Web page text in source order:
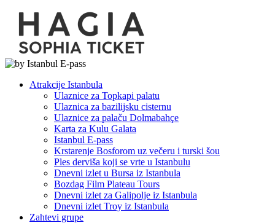
Atrakcije Istanbula
Ulaznice za Topkapi palatu
Ulaznica za bazilijsku cisternu
Ulaznice za palaču Dolmabahçe
Karta za Kulu Galata
Istanbul E-pass
Krstarenje Bosforom uz večeru i turski šou
Ples derviša koji se vrte u Istanbulu
Dnevni izlet u Bursa iz Istanbula
Bozdag Film Plateau Tours
Dnevni izlet za Galipolje iz Istanbula
Dnevni izlet Troy iz Istanbula
Zahtevi grupe